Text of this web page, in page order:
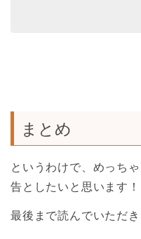
まとめ
というわけで、めっち
告としたいと思います！
最後まで読んでいただ